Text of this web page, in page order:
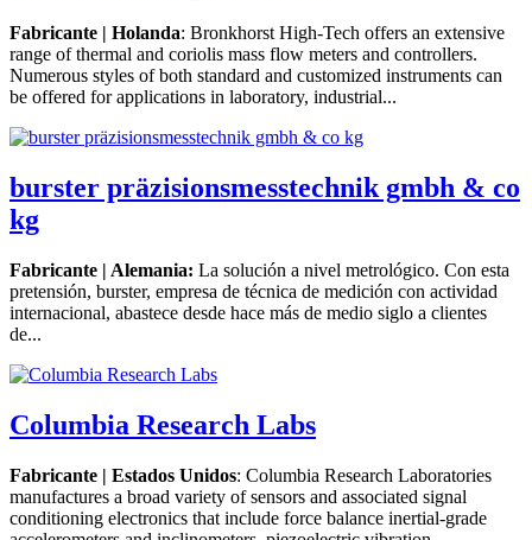
Fabricante | Holanda: Bronkhorst High-Tech offers an extensive
range of thermal and coriolis mass flow meters and controllers.
Numerous styles of both standard and customized instruments can
be offered for applications in laboratory, industrial...
burster präzisionsmesstechnik gmbh & co
kg
Fabricante | Alemania: La solución a nivel metrológico. Con esta
pretensión, burster, empresa de técnica de medición con actividad
internacional, abastece desde hace más de medio siglo a clientes
de...
Columbia Research Labs
Fabricante | Estados Unidos: Columbia Research Laboratories
manufactures a broad variety of sensors and associated signal
conditioning electronics that include force balance inertial-grade